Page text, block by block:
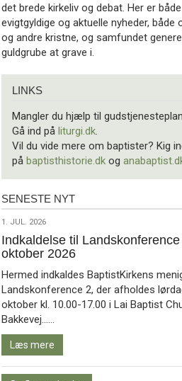
det brede kirkeliv og debat. Her er
evigtgyldige og aktuelle nyheder, både
og andre kristne, og samfundet
guldgrube at grave i.
LINKS
Mangler du hjælp til
Gå ind på liturgi.dk
Vil du vide mere om baptister? Kig
på baptisthistorie.dk og
Seneste
SENESTE NYT
1.
jul.
2026
1. JUL. 2026
Indkaldelse til
oktober 2026
Hermed indkaldes BaptistKirkens
Landskonference 2, der afholdes
oktober kl. 10.00-17.00 i Lai Baptist
Bakkevej……
mere
Læs mere